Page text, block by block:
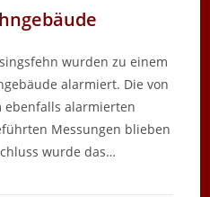
wurden zu einem
alarmiert. Die von
ebenfalls alarmierten
Messungen blieben
wurde das…